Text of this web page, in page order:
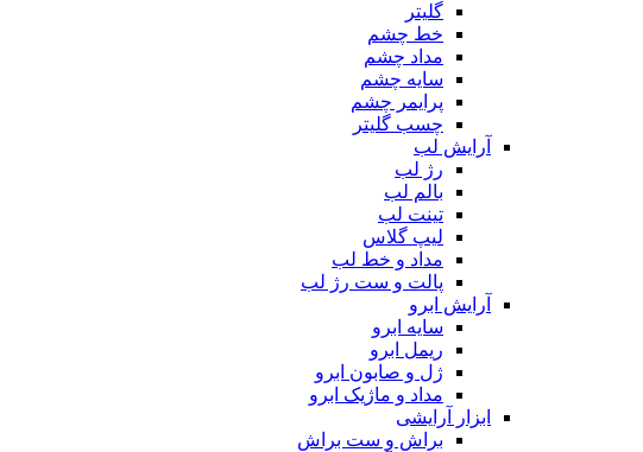
گلیتر
خط چشم
مداد چشم
سایه چشم
پرایمر چشم
چسب گلیتر
آرایش لب
رژ لب
بالم لب
تینت لب
لیپ گلاس
مداد و خط لب
پالت و ست رژ لب
آرایش ابرو
سایه ابرو
ریمل ابرو
ژل و صابون ابرو
مداد و ماژیک ابرو
ابزار آرایشی
براش و ست براش